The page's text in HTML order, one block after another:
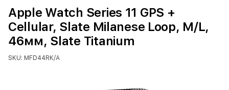
Apple Watch Series 11 GPS +
Cellular, Slate Milanese Loop, M/L,
46мм, Slate Titanium
SKU: MFD44RK/A